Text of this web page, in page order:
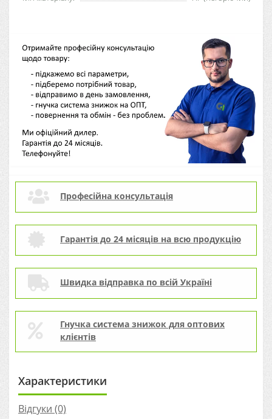
Професійна консультація
Гарантія до 24 місяців на всю продукцію
Швидка відправка по всій Україні
Гнучка система знижок для оптових
клієнтів
Характеристики
Відгуки (0)